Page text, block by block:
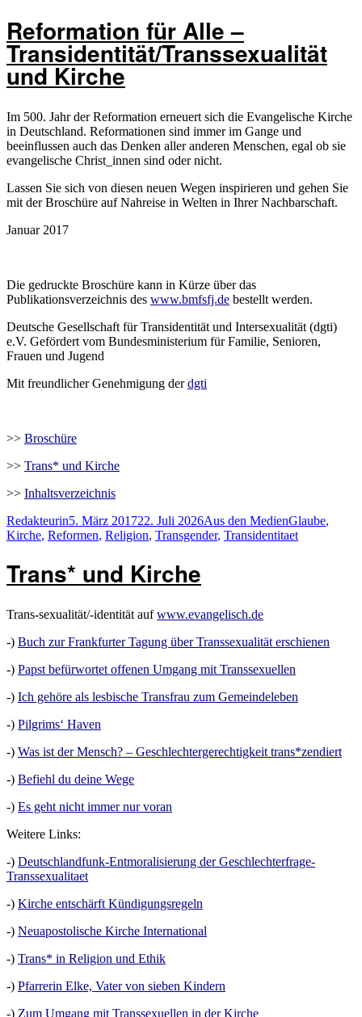
Reformation für Alle –
Transidentität/Transsexualität
und Kirche
Im 500. Jahr der Reformation erneuert sich die Evangelische Kirche
in Deutschland. Reformationen sind immer im Gange und
beeinflussen auch das Denken aller anderen Menschen, egal ob sie
evangelische Christ_innen sind oder nicht.
Lassen Sie sich von diesen neuen Wegen inspirieren und gehen Sie
mit der Broschüre auf Nahreise in Welten in Ihrer Nachbarschaft.
Januar 2017
Die gedruckte Broschüre kann in Kürze über das
Publikationsverzeichnis des www.bmfsfj.de bestellt werden.
Deutsche Gesellschaft für Transidentität und Intersexualität (dgti)
e.V. Gefördert vom Bundesministerium für Familie, Senioren,
Frauen und Jugend
Mit freundlicher Genehmigung derdgti
>> Broschüre
>> Trans* und Kirche
>> Inhaltsverzeichnis
Autor
RedakteurinVeröffentlicht
am
5. März 201722. Juli 2026Kategorien
Aus den MedienSchlagwörter
Glaube,
Kirche, Reformen, Religion, Transgender, Transidentitaet
Trans* und Kirche
Trans-sexualität/-identität aufwww.evangelisch.de
-) Buch zur Frankfurter Tagung über Transsexualität erschienen
-) Papst befürwortet offenen Umgang mit Transsexuellen
-) Ich gehöre als lesbische Transfrau zum Gemeindeleben
-) Pilgrims‘ Haven
-) Was ist der Mensch? – Geschlechtergerechtigkeit trans*zendiert
-) Befiehl du deine Wege
-) Es geht nicht immer nur voran
Weitere Links:
-) Deutschlandfunk-Entmoralisierung der Geschlechterfrage-
Transsexualitaet
-) Kirche entschärft Kündigungsregeln
-) Neuapostolische Kirche International
-) Trans* in Religion und Ethik
-) Pfarrerin Elke, Vater von sieben Kindern
-) Zum Umgang mit Transsexuellen in der Kirche